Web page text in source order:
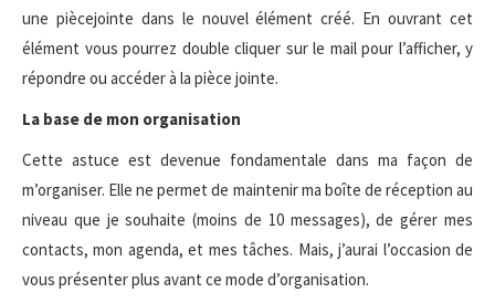
une piècejointe dans le nouvel élément créé. En ouvrant cet
élément vous pourrez double cliquer sur le mail pour l’afficher, y
répondre ou accéder à la pièce jointe.
La base de mon organisation
Cette astuce est devenue fondamentale dans ma façon de
m’organiser. Elle ne permet de maintenir ma boîte de réception au
niveau que je souhaite (moins de 10 messages), de gérer mes
contacts, mon agenda, et mes tâches. Mais, j’aurai l’occasion de
vous présenter plus avant ce mode d’organisation.